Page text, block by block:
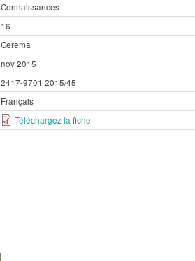
Connaissances
16
Cerema
nov 2015
2417-9701 2015/45
Français
Téléchargez la fiche